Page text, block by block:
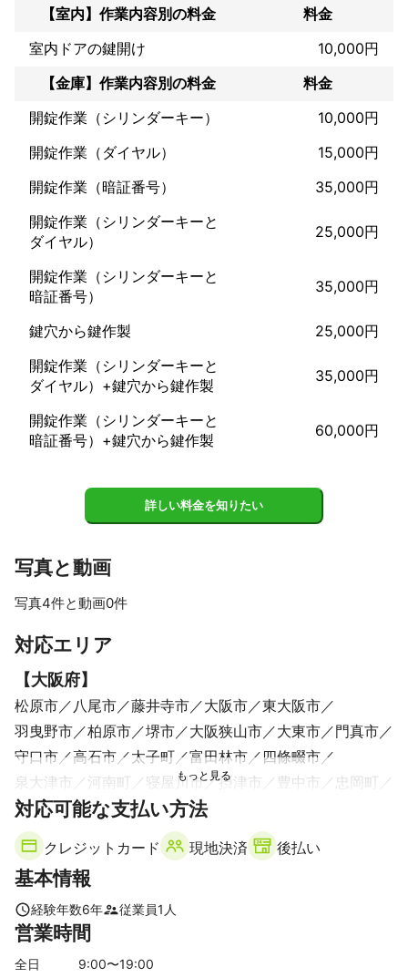
予めご了承ください。
が、その際に作業前鍵の交換のご案内もさせていただきます。
は無料お見積もりからさせていただければと思います。
ない?が直せる可能性がかなり高い事です。
の際に予約時に言っていなかったここもここもが大歓迎です！
また他社さんの見積もりより安くしてくれる所はないかとお困り
の方、ご相談して下さい！
19時以降は対応しておりません。
休日
2024年
4/17 4/24
5/3〜5/9
上記日程はお休みです。
これまでの実績
年間総現場最多！リピーター数最多！
現場を多くこなす➕丁寧かつ親切にさせていただく為リピーター
現場を多く回っている分色々な状況があり、経験は人一倍出来て
いるかと思います。
年数より数だと思います。
理由、10年働いて300件より5年働いて1,000件の方が経験値は高
いかと思います！
僕自身5年間での現場数は1,000件を超えております。
安心してご依頼頂ければと思います！
ここも気になってたなど気軽にお声掛け頂ければすぐ修繕出来ま
アピールポイント
何でも出来ますので気軽にお声掛け下さい！
箇所が増えたり、例えば鍵も調子が悪いから変えて欲しいの場合
同時依頼になりますので値引き大幅に可能！
また、僕1人でやらせて頂いておりますので、最初から最後まで全
【室内】作業内容別の料金
料金
室内ドアの鍵開け
10,000円
【金庫】作業内容別の料金
料金
開錠作業（シリンダーキー）
10,000円
開錠作業（ダイヤル）
15,000円
開錠作業（暗証番号）
35,000円
開錠作業（シリンダーキーと
ダイヤル）
25,000円
開錠作業（シリンダーキーと
暗証番号）
35,000円
鍵穴から鍵作製
25,000円
開錠作業（シリンダーキーと
ダイヤル）+鍵穴から鍵作製
35,000円
開錠作業（シリンダーキーと
暗証番号）+鍵穴から鍵作製
60,000円
詳しい料金を知りたい
写真と動画
写真4件と動画0件
対応エリア
【大阪府】
松原市 八尾市 藤井寺市 大阪市
東大阪市
羽曳野市
柏原市 堺市 大阪狭山市 大東市
門真市
守口市
高石市 太子町 富田林市
四條畷市
泉大津市
河南町 寝屋川市 摂津市 豊中市
忠岡町
吹田市
和泉市 千早赤阪村
岸和田市
茨木市 貝塚市
【奈良県】
三郷町 平群町
河合町
生駒市 安堵町
大和郡山市
御所市
橿原市 天理市
対応可能な支払い方法
クレジットカード 現地決済 後払い
基本情報
経験年数6年 従業員1 人
営業時間
全日 9:00〜19:00